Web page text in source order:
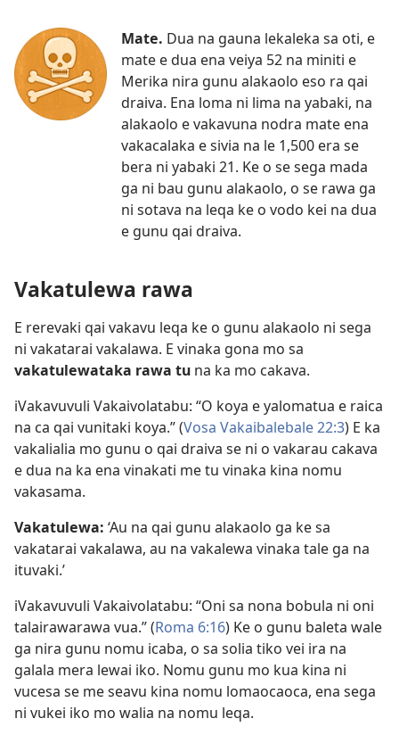
Mate. Dua na gauna lekaleka sa oti, e
mate e dua ena veiya 52 na miniti e
Merika nira gunu alakaolo eso ra qai
draiva. Ena loma ni lima na yabaki, na
alakaolo e vakavuna nodra mate ena
vakacalaka e sivia na le 1,500 era se
bera ni yabaki 21. Ke o se sega mada
ga ni bau gunu alakaolo, o se rawa ga
ni sotava na leqa ke o vodo kei na dua
e gunu qai draiva.
Vakatulewa rawa
E rerevaki qai vakavu leqa ke o gunu alakaolo ni sega
ni vakatarai vakalawa. E vinaka gona mo sa
vakatulewataka rawa tu na ka mo cakava.
iVakavuvuli Vakaivolatabu: “O koya e yalomatua e raica
na ca qai vunitaki koya.” (Vosa Vakaibalebale 22:3) E ka
vakalialia mo gunu o qai draiva se ni o vakarau cakava
e dua na ka ena vinakati me tu vinaka kina nomu
vakasama.
Vakatulewa: ‘Au na qai gunu alakaolo ga ke sa
vakatarai vakalawa, au na vakalewa vinaka tale ga na
ituvaki.’
iVakavuvuli Vakaivolatabu: “Oni sa nona bobula ni oni
talairawarawa vua.” (Roma 6:16) Ke o gunu baleta wale
ga nira gunu nomu icaba, o sa solia tiko vei ira na
galala mera lewai iko. Nomu gunu mo kua kina ni
vucesa se me seavu kina nomu lomaocaoca, ena sega
ni vukei iko mo walia na nomu leqa.